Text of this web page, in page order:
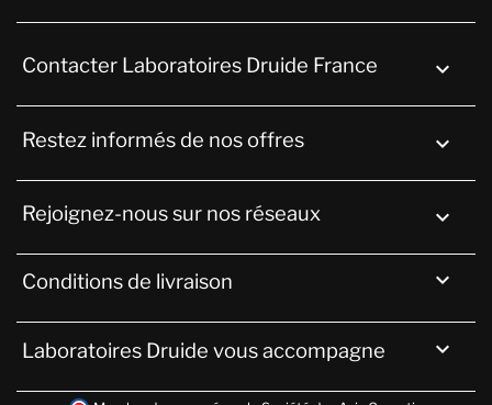
Contacter Laboratoires Druide France keyboard_arrow_down
Restez informés de nos offres 
Rejoignez-nous sur nos réseaux 
Conditions de livraison 
Laboratoires Druide vous accompagne 